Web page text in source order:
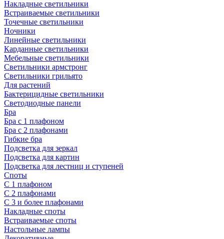
Накладные светильники
Встраиваемые светильники
Точечные светильники
Ночники
Линейные светильники
Карданные светильники
Мебельные светильники
Светильники армстронг
Светильники грильято
Для растений
Бактерицидные светильники
Светодиодные панели
Бра
Бра с 1 плафоном
Бра с 2 плафонами
Гибкие бра
Подсветка для зеркал
Подсветка для картин
Подсветка для лестниц и ступеней
Споты
С 1 плафоном
С 2 плафонами
С 3 и более плафонами
Накладные споты
Встраиваемые споты
Настольные лампы